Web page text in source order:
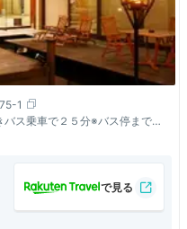
1
バス乗車で２５分※バス停までは